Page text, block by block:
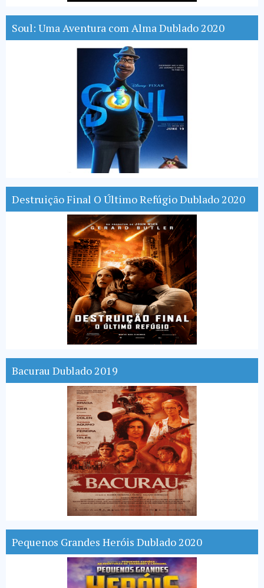
Soul: Uma Aventura com Alma Dublado 2020
Destruição Final O Último Refúgio Dublado 2020
Bacurau Dublado 2019
Pequenos Grandes Heróis Dublado 2020